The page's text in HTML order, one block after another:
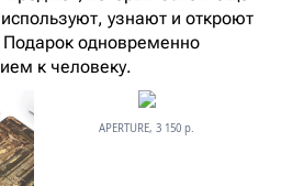
узнают и откроют
Подарок одновременно
к человеку.
APERTURE, 3 150 р.